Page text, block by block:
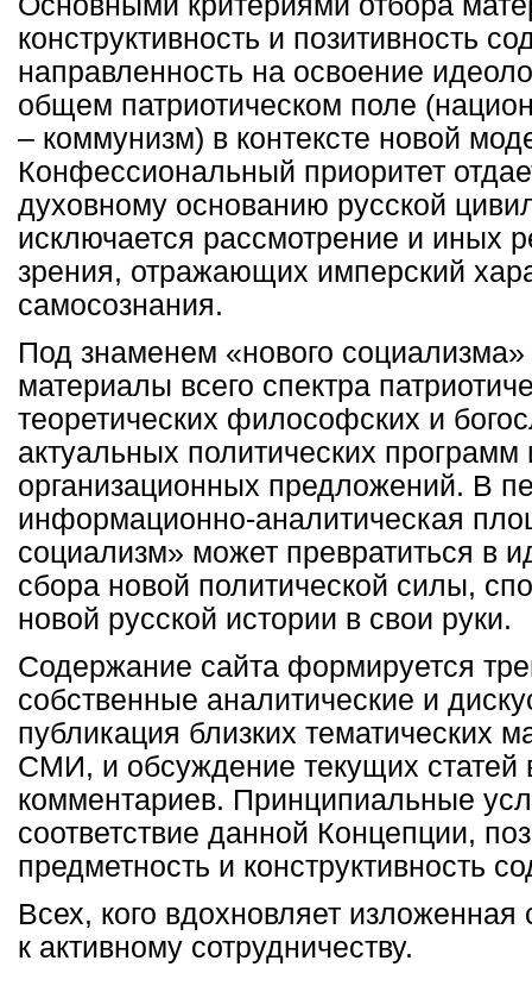
конструктивность и позитивность
направленность на освоение
общем патриотическом поле
– коммунизм) в контексте новой
Конфессиональный приоритет
духовному основанию русской
исключается рассмотрение и иных
зрения, отражающих имперский
самосознания.
Под знаменем «нового
материалы всего спектра
теоретических философских и
актуальных политических программ
организационных предложений. В
информационно-аналитическая
социализм» может превратиться в
сбора новой политической силы,
новой русской истории в свои руки.
Содержание сайта формируется
собственные аналитические и
публикация близких тематических
СМИ, и обсуждение текущих статей
комментариев. Принципиальные
соответствие данной Концепции,
предметность и конструктивность
Всех, кого вдохновляет изложенная
к активному сотрудничеству.